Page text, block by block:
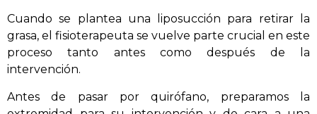
Cuando se plantea una liposucción para retirar la
grasa, el fisioterapeuta se vuelve parte crucial en este
proceso tanto antes como después de la
intervención.
Antes de pasar por quirófano, preparamos la